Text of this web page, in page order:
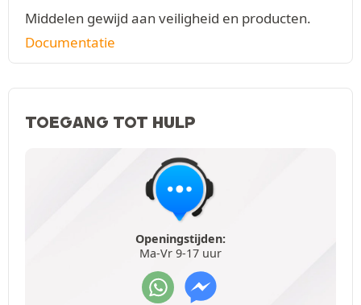
Middelen gewijd aan veiligheid en producten.
Documentatie
TOEGANG TOT HULP
Openingstijden:
Ma-Vr 9-17 uur